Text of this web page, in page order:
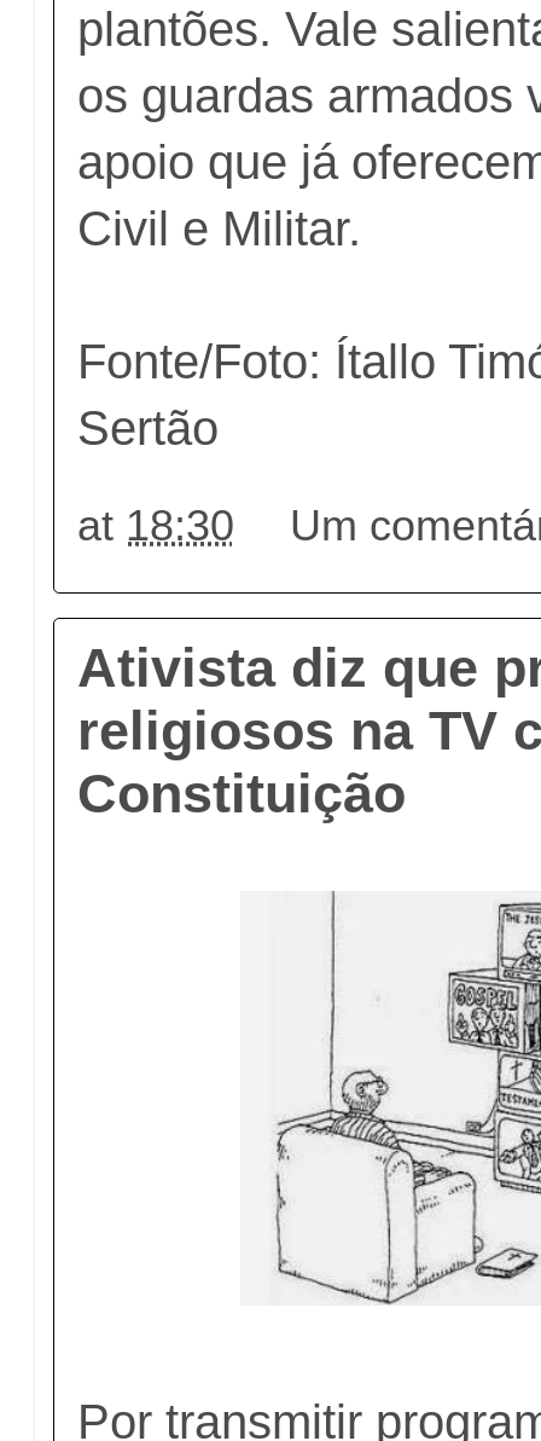
plantões. Vale
os guardas armados
apoio que já
Civil e Militar.
Fonte/Foto: Ítallo
Sertão
at 18:30 Um
Ativista diz que
religiosos na TV
Constituição
Por transmitir